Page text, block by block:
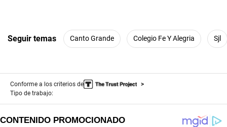
Seguir temas Canto Grande Colegio Fe Y Alegria Sjl
Conforme a los criterios de
Tipo de trabajo: